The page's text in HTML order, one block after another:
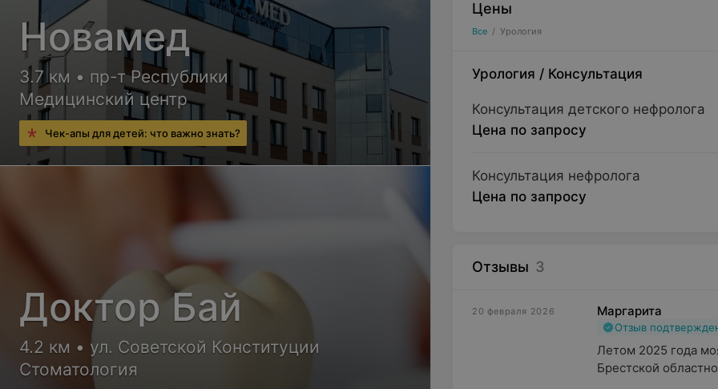
Цены
Все / Урология
Урология / Консультация
Консультация детского нефролога
Цена по запросу
Консультация нефролога
Цена по запросу
Отзывы 3
20 февраля 2026 Маргарита
Отзыв
Летом 2025 года
Брестской
Новамед
3.7 км • пр-т Республики
Медицинский центр
Чек-апы для детей: что важно знать?
Доктор Бай
4.2 км • ул. Советской Конституции
Стоматология